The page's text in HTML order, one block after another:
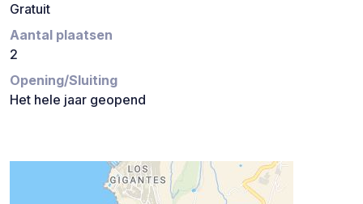
Gratuit
Aantal plaatsen
2
Opening/Sluiting
Het hele jaar geopend